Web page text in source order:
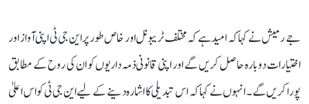
جے رمیش نے کہا کہ امید ہے کہ مختلف ٹریبونل اور خاص طور پر این جی ٹی اپنی آواز اور
اختیارات دوبارہ حاصل کریں گے اور اپنی قانونی ذمہ داریوں کو ان کی روح کے مطابق
پورا کریں گے۔ انہوں نے کہا کہ اس تبدیلی کا اشارہ دینے کے لیے این جی ٹی کو اس اعلیٰ